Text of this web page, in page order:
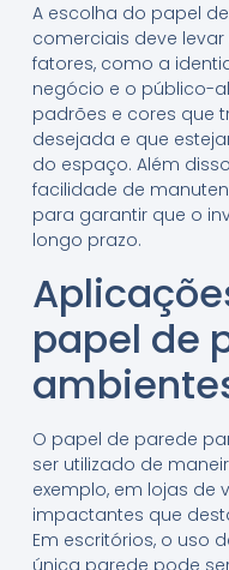
A escolha do papel
comerciais deve
fatores, como a
negócio e o público-
padrões e cores que
desejada e que
do espaço. Além
facilidade de
para garantir que o
longo prazo.
papel de
O papel de parede
ser utilizado de
exemplo, em lojas de
impactantes que
Em escritórios, o uso
única parede pode